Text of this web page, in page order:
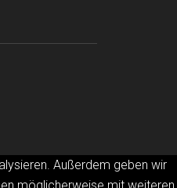
Außerdem geben wir